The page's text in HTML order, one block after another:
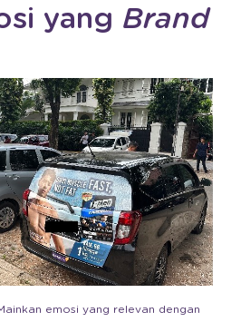
yang Brand
emosi yang relevan dengan